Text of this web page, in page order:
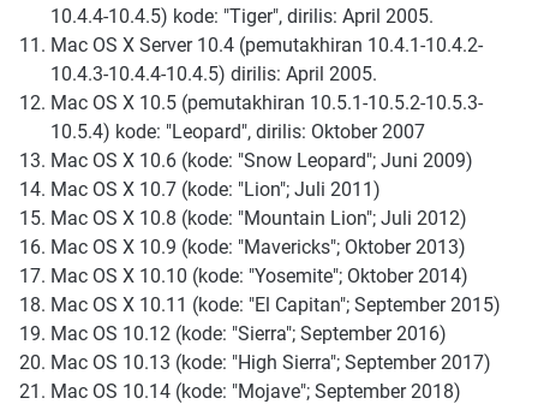
10.4.4-10.4.5) kode: "Tiger", dirilis: April 2005.
Mac OS X Server 10.4 (pemutakhiran 10.4.1-10.4.2-
10.4.3-10.4.4-10.4.5) dirilis: April 2005.
Mac OS X 10.5 (pemutakhiran 10.5.1-10.5.2-10.5.3-
10.5.4) kode: "Leopard", dirilis: Oktober 2007
Mac OS X 10.6 (kode: "Snow Leopard"; Juni 2009)
Mac OS X 10.7 (kode: "Lion"; Juli 2011)
Mac OS X 10.8 (kode: "Mountain Lion"; Juli 2012)
Mac OS X 10.9 (kode: "Mavericks"; Oktober 2013)
Mac OS X 10.10 (kode: "Yosemite"; Oktober 2014)
Mac OS X 10.11 (kode: "El Capitan"; September 2015)
Mac OS 10.12 (kode: "Sierra"; September 2016)
Mac OS 10.13 (kode: "High Sierra"; September 2017)
Mac OS 10.14 (kode: "Mojave"; September 2018)